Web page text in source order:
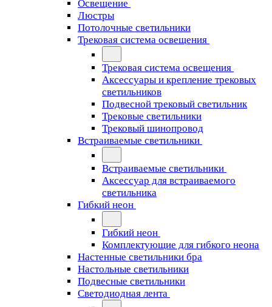
Освещение
Люстры
Потолочные светильники
Трековая система освещения
Трековая система освещения
Аксессуары и крепление трековых
светильников
Подвесной трековый светильник
Трековые светильники
Трековый шинопровод
Встраиваемые светильники
Встраиваемые светильники
Аксессуар для встраиваемого
светильника
Гибкий неон
Гибкий неон
Комплектующие для гибкого неона
Настенные светильники бра
Настольные светильники
Подвесные светильники
Светодиодная лента